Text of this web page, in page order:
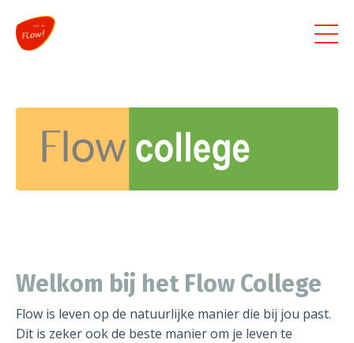
Welkom bij het Flow College
Flow is leven op de natuurlijke manier die bij jou past.
Dit is zeker ook de beste manier om je leven te